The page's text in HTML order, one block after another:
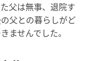
父は無事、退院す
父との暮らしがど
ませんでした。